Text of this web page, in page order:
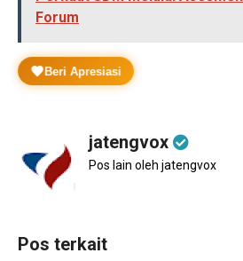
Forum
Beri Apresiasi
jatengvox
Pos lain oleh jatengvox
Pos terkait